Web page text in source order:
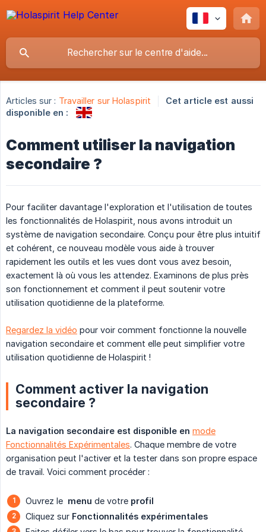
Articles sur : Travailler sur Holaspirit
Cet article est aussi
disponible en :
Comment utiliser la navigation
secondaire ?
Pour faciliter davantage l'exploration et l'utilisation de toutes
les fonctionnalités de Holaspirit, nous avons introduit un
système de navigation secondaire. Conçu pour être plus intuitif
et cohérent, ce nouveau modèle vous aide à trouver
rapidement les outils et les vues dont vous avez besoin,
exactement là où vous les attendez. Examinons de plus près
son fonctionnement et comment il peut soutenir votre
utilisation quotidienne de la plateforme.
Regardez la vidéo pour voir comment fonctionne la nouvelle
navigation secondaire et comment elle peut simplifier votre
utilisation quotidienne de Holaspirit !
Comment activer la navigation
secondaire ?
La navigation secondaire est disponible en mode
Fonctionnalités Expérimentales. Chaque membre de votre
organisation peut l'activer et la tester dans son propre espace
de travail. Voici comment procéder :
Ouvrez le menu de votre profil
Cliquez sur Fonctionnalités expérimentales